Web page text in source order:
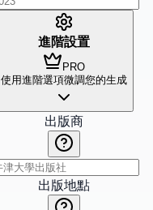
進階設置
PRO
使用進階選項微調您的生成
出版商
出版地點